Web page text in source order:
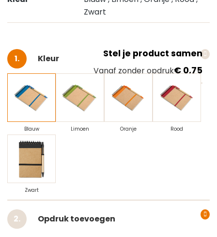
Zwart
Stel je product samen
Vanaf zonder opdruk€ 0,75
Selecteer
Kleur
Blauw Limoen Oranje Rood
Zwart
Opdruk toevoegen